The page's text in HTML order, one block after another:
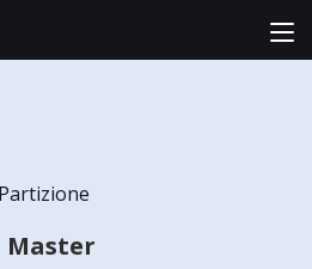
Master